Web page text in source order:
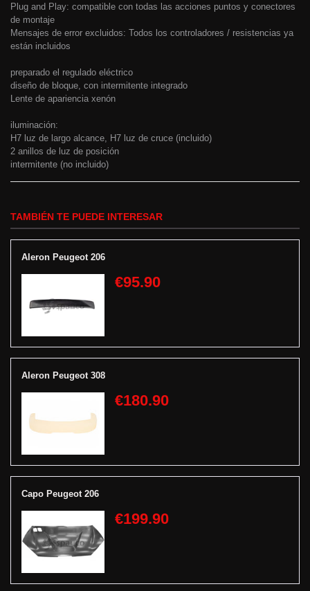
Plug and Play: compatible con todas las acciones puntos y conectores
de montaje
Mensajes de error excluidos: Todos los controladores / resistencias ya
están incluidos
preparado el regulado eléctrico
diseño de bloque, con intermitente integrado
Lente de apariencia xenón
iluminación:
H7 luz de largo alcance, H7 luz de cruce (incluido)
2 anillos de luz de posición
intermitente (no incluido)
TAMBIÉN TE PUEDE INTERESAR
Aleron Peugeot 206
€95.90
Aleron Peugeot 308
€180.90
Capo Peugeot 206
€199.90